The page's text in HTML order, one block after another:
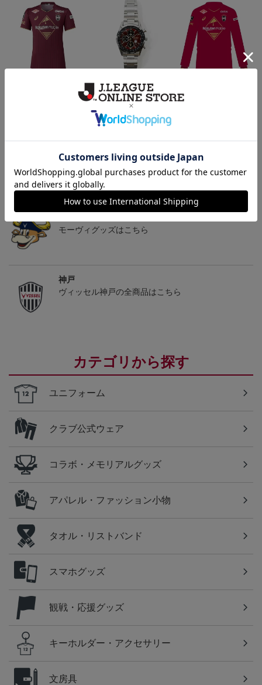
【SEIKO｜VISSEL KOB
E】 30th Anniversary Mod
el
50,000円
フォーム長袖（1st）
39,400円
神戸
26/27シーズンユニフォームはこちら
モーヴィグッズはこちら
神戸
ヴィッセル神戸の全商品はこちら
カテゴリから探す
ユニフォーム
クラブ公式ウェア
コラボ・メモリアルグッズ
アパレル・ファッション小物
タオル・リストバンド
スマホグッズ
観戦・応援グッズ
キーホルダー・アクセサリー
文房具